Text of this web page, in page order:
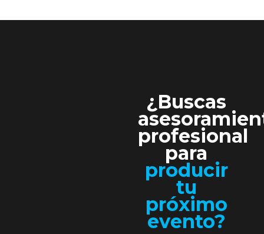
¿Buscas
profesional
para
producir
tu
próximo
evento?